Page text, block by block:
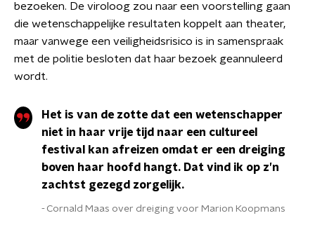
bezoeken. De viroloog zou naar een voorstelling gaan
die wetenschappelijke resultaten koppelt aan theater,
maar vanwege een veiligheidsrisico is in samenspraak
met de politie besloten dat haar bezoek geannuleerd
wordt.
Het is van de zotte dat een wetenschapper
niet in haar vrije tijd naar een cultureel
festival kan afreizen omdat er een dreiging
boven haar hoofd hangt. Dat vind ik op z’n
zachtst gezegd zorgelijk.
Cornald Maas over dreiging voor Marion Koopmans